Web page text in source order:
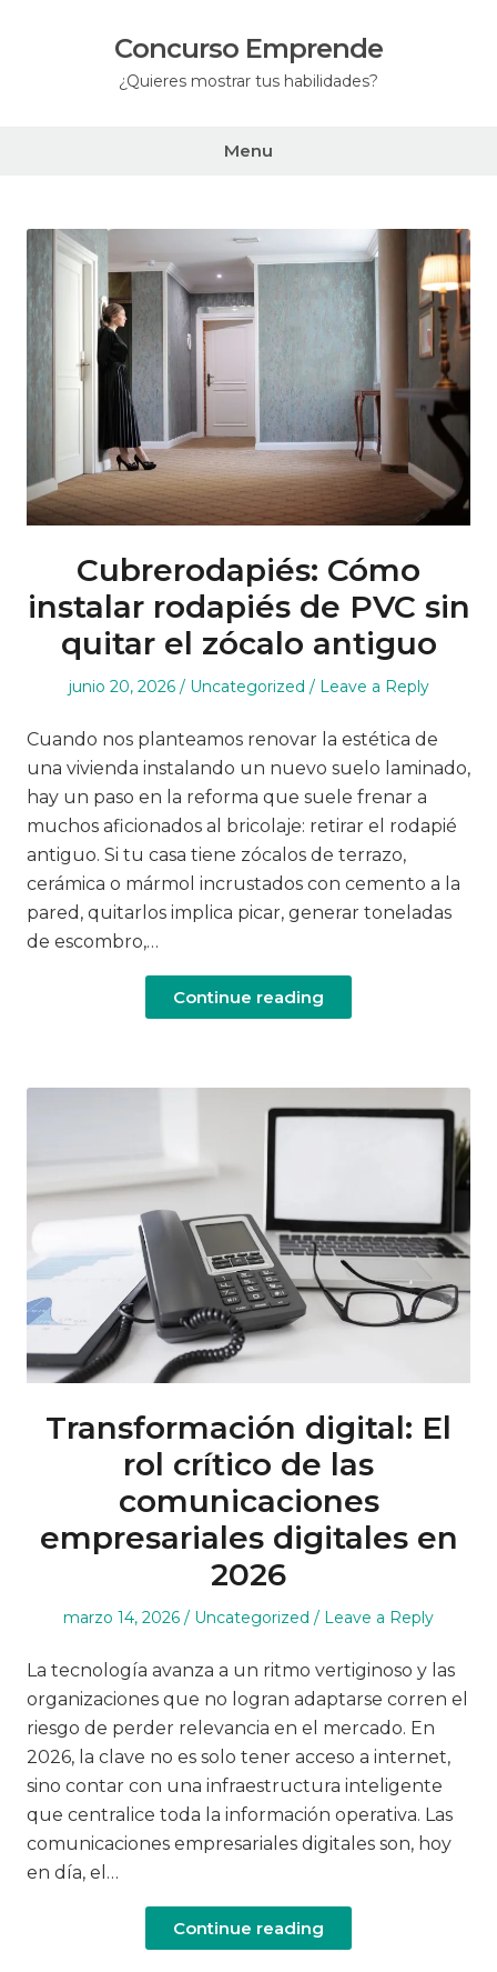
Concurso Emprende
¿Quieres mostrar tus habilidades?
Menu
Cubrerodapiés: Cómo
instalar rodapiés de PVC sin
quitar el zócalo antiguo
Posted
junio 20, 2026
Posted
Uncategorized Leave a Reply
Cuando nos planteamos renovar la estética de
una vivienda instalando un nuevo suelo laminado,
hay un paso en la reforma que suele frenar a
muchos aficionados al bricolaje: retirar el rodapié
antiguo. Si tu casa tiene zócalos de terrazo,
cerámica o mármol incrustados con cemento a la
pared, quitarlos implica picar, generar toneladas
de escombro,…
Continue reading
Transformación digital: El
rol crítico de las
comunicaciones
empresariales digitales en
2026
Posted
marzo 14, 2026
Posted
Uncategorized Leave a Reply
La tecnología avanza a un ritmo vertiginoso y las
organizaciones que no logran adaptarse corren el
riesgo de perder relevancia en el mercado. En
2026, la clave no es solo tener acceso a internet,
sino contar con una infraestructura inteligente
que centralice toda la información operativa. Las
comunicaciones empresariales digitales son, hoy
en día, el…
Continue reading